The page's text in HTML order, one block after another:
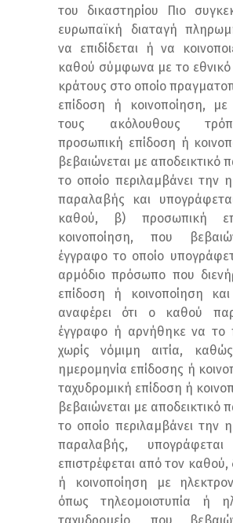
του δικαστηρίου Πιο
ευρωπαϊκή διαταγή
να επιδίδεται ή να
καθού σύμφωνα με το εθνικό
κράτους στο οποίο
επίδοση ή κοινοποίηση,
τους ακόλουθους
προσωπική επίδοση ή
βεβαιώνεται με αποδεικτικό
το οποίο περιλαμβάνει την
παραλαβής και
καθού, β) προσωπική
κοινοποίηση, που
έγγραφο το οποίο
αρμόδιο πρόσωπο που
επίδοση ή κοινοποίηση
αναφέρει ότι ο καθού
έγγραφο ή αρνήθηκε να το
χωρίς νόμιμη αιτία,
ημερομηνία επίδοσης ή
ταχυδρομική επίδοση ή
βεβαιώνεται με αποδεικτικό
το οποίο περιλαμβάνει την
παραλαβής,
επιστρέφεται από τον καθού,
ή κοινοποίηση με
όπως τηλεομοιοτυπία ή
ταχυδρομείο, που